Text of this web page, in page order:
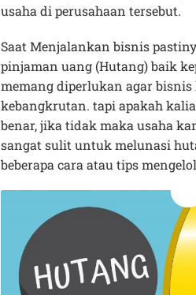
usaha di perusahaan tersebut.
Saat Menjalankan bisnis
pinjaman uang (Hutang) baik
memang diperlukan agar
kebangkrutan. tapi apakah
benar, jika tidak maka usaha
sangat sulit untuk melunasi
beberapa cara atau tips